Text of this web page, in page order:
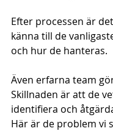
Efter processen är
känna till de
och hur de hanteras.
Även erfarna team
Skillnaden är att de
identifiera och
Här är de problem vi